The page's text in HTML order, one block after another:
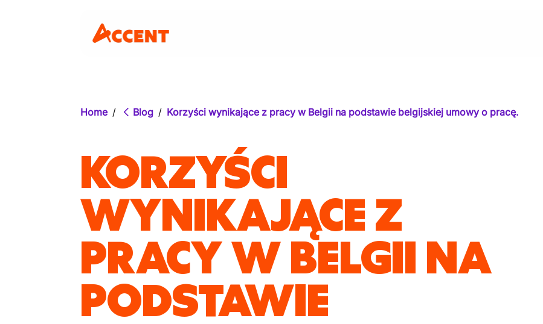
Home / Blog / Korzyści wynikające z pracy w Belgii na podstawie belgijskiej umowy o pracę.
KORZYŚCI
WYNIKAJĄCE Z
PRACY W BELGII NA
PODSTAWIE